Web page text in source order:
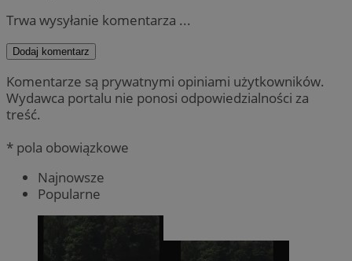
Trwa wysyłanie komentarza ...
Dodaj komentarz
Komentarze są prywatnymi opiniami użytkowników.
Wydawca portalu nie ponosi odpowiedzialności za
treść.
* pola obowiązkowe
Najnowsze
Popularne